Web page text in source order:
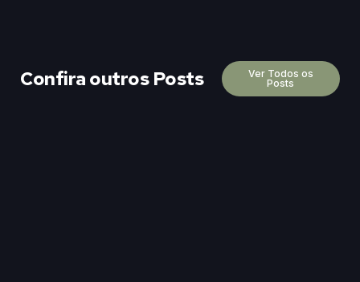
Confira outros Posts
Ver Todos os
Posts